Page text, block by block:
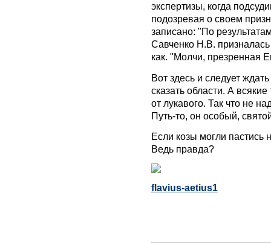
экспертизы, когда
подозревая о своем
записано: "По
Савченко Н.В.
как. "Молчи, презренная
Вот здесь и следует
сказать области. А
от лукавого. Так что не
Путь-то, он особый,
Если козы могли пастись
Ведь правда?
flavius-aetius1